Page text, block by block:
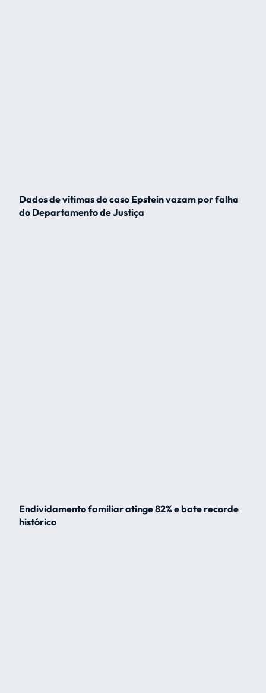
Dados de vítimas do caso Epstein vazam por falha
do Departamento de Justiça
Endividamento familiar atinge 82% e bate recorde
histórico